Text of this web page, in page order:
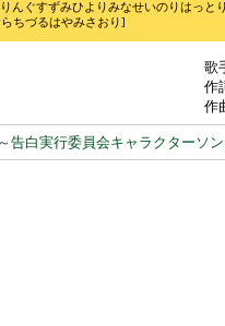
んぐすずみひよりみなせいのりはっと
ちづるはやみさおり]
歌
作
作
告白実行委員会キャラクターソ